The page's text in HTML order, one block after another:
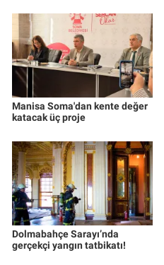
Manisa Soma'dan kente değer
katacak üç proje
Dolmabahçe Sarayı’nda
gerçekçi yangın tatbikatı!